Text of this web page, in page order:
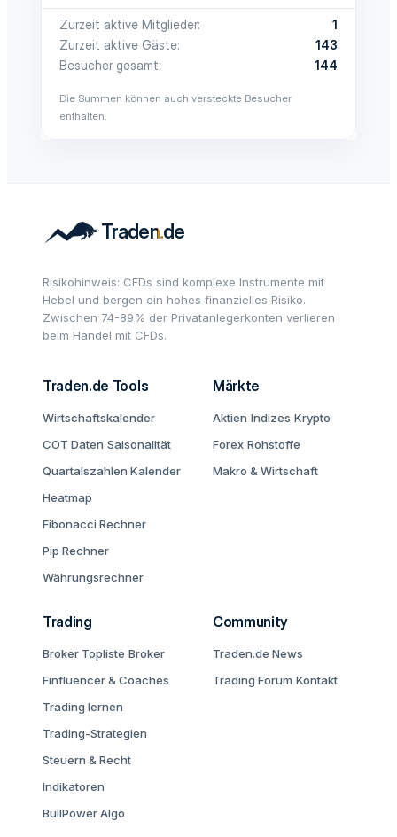
Zurzeit aktive Mitglieder
1
Zurzeit aktive Gäste
143
Besucher gesamt
144
Die Summen können auch versteckte Besucher
enthalten.
Risikohinweis: CFDs sind komplexe Instrumente mit
Hebel und bergen ein hohes finanzielles Risiko.
Zwischen 74-89% der Privatanlegerkonten verlieren
beim Handel mit CFDs.
Traden.de Tools
Wirtschaftskalender
COT Daten Saisonalität
Quartalszahlen Kalender
Heatmap
Fibonacci Rechner
Pip Rechner
Währungsrechner
Märkte
Aktien Indizes Krypto
Forex Rohstoffe
Makro & Wirtschaft
Trading
Broker Topliste Broker
Finfluencer & Coaches
Trading lernen
Trading-Strategien
Steuern & Recht
Indikatoren
BullPower Algo
Community
Traden.de News
Trading Forum Kontakt